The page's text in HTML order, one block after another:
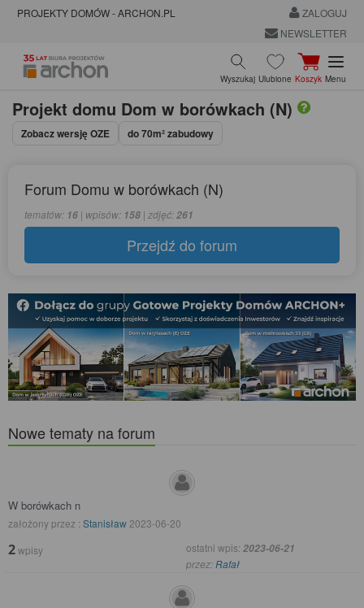
PROJEKTY DOMÓW - ARCHON.PL
ZALOGUJ
NEWSLETTER
Wyszukaj Ulubione Koszyk Menu
Projekt domu Dom w borówkach (N)
Zobacz wersję OZE do 70m² zabudowy
Forum Domu w borówkach (N)
tematów: 16 | wpisów: 158 | zdjęć:261
Przejdź do forum
Nowe tematy na forum
W borówkach n
założony przez : Stanisław 2023-06-20
2wpisy ostatni wpis: 2023-06-21
przez: Rafał